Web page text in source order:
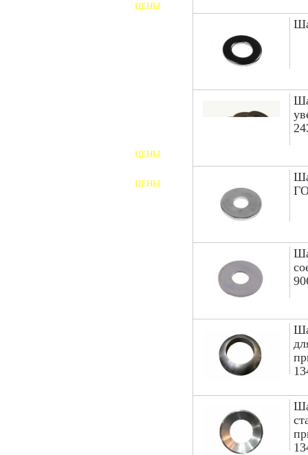
ЦЕНЫ
ЦЕНЫ
ЦЕНЫ